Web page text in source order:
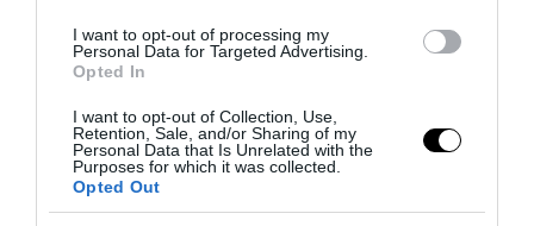
I want to opt-out of processing my
Personal Data for Targeted Advertising.
Opted In
I want to opt-out of Collection, Use,
Retention, Sale, and/or Sharing of my
Personal Data that Is Unrelated with the
Purposes for which it was collected.
Opted Out